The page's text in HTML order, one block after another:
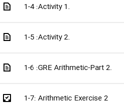
1-4 :Activity 1.
1-5 :Activity 2.
1-6 :GRE Arithmetic-Part 2.
1-7: Arithmetic Exercise 2